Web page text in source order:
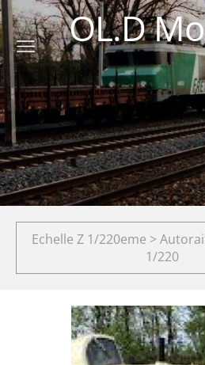
OL.D
Echelle Z 1/220eme >
1/220